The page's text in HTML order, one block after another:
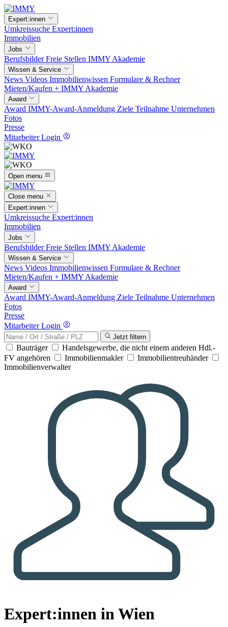
Expert:innen
Umkreissuche Expert:innen
Immobilien
Jobs
BerufsbilderFreie Stellen IMMY Akademie
Wissen & Service
News Videos Immobilienwissen Formulare & Rechner
Mieten/Kaufen + IMMY Akademie
Award
Award IMMY-Award-Anmeldung Ziele Teilnahme Unternehmen
Fotos
Presse
Mitarbeiter Login
Open menu
Close menu
Expert:innen
Umkreissuche Expert:innen
Immobilien
Jobs
BerufsbilderFreie Stellen IMMY Akademie
Wissen & Service
News Videos Immobilienwissen Formulare & Rechner
Mieten/Kaufen + IMMY Akademie
Award
Award IMMY-Award-Anmeldung Ziele Teilnahme Unternehmen
Fotos
Presse
Mitarbeiter Login
Jetzt filtern
Bauträger
Handelsgewerbe, die nicht einem anderen Hdl.-
FV angehören
Immobilienmakler
Immobilientreuhänder
Immobilienverwalter
Expert:innen in Wien